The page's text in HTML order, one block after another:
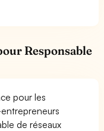
Responsable
pour les
de réseaux